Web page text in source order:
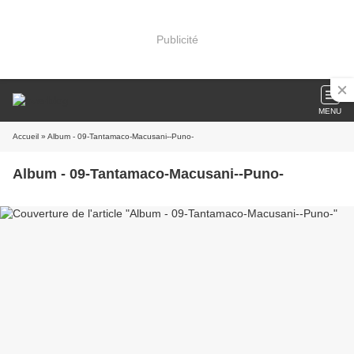
Publicité
MENU
Accueil » Album - 09-Tantamaco-Macusani--Puno-
Album - 09-Tantamaco-Macusani--Puno-